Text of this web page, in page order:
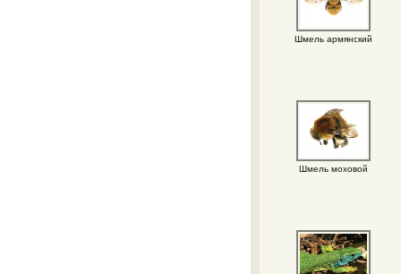
Шмель армянский
Шмель моховой